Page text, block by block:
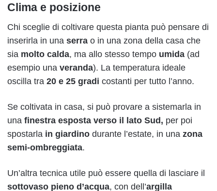
Clima e posizione
Chi sceglie di coltivare questa pianta può pensare di
inserirla in una serra o in una zona della casa che
sia molto calda, ma allo stesso tempo umida (ad
esempio una veranda). La temperatura ideale
oscilla tra 20 e 25 gradi costanti per tutto l’anno.
Se coltivata in casa, si può provare a sistemarla in
una finestra esposta verso il lato Sud, per poi
spostarla in giardino durante l’estate, in una zona
semi-ombreggiata.
Un’altra tecnica utile può essere quella di lasciare il
sottovaso pieno d’acqua, con dell’argilla